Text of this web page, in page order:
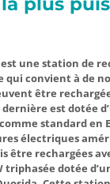
une station de
qui convient à de
être
est dotée
standard en
électriques
être rechargées
triphasée dotée